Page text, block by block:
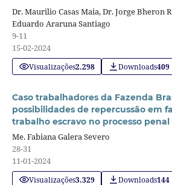
Dr. Maurilio Casas Maia, Dr. Jorge Bheron
Eduardo Araruna Santiago
9-11
15-02-2024
Visualizações2.298 Downloads409
Caso trabalhadores da Fazenda
possibilidades de repercussão em
trabalho escravo no processo
Me. Fabiana Galera Severo
28-31
11-01-2024
Visualizações3.329 Downloads144